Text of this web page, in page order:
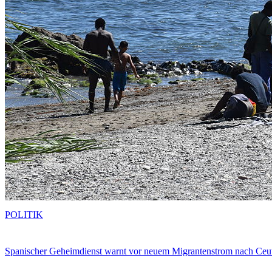
Spanischer Geheimdienst warnt vor neuem Migrantenstrom nach
POLITIK